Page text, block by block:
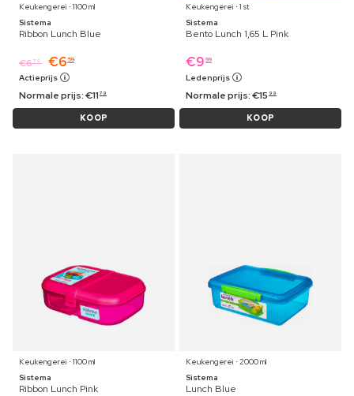
Keukengerei ⋅ 1100 ml
Sistema
Ribbon Lunch Blue
€679 €6 59
Actieprijs
Normale prijs:€11 79
KOOP
Keukengerei ⋅ 1 st
Sistema
Bento Lunch 1,65 L Pink
€9 99
Ledenprijs
Normale prijs:€15 99
KOOP
Keukengerei ⋅ 1100 ml
Sistema
Ribbon Lunch Pink
Keukengerei ⋅ 2000 ml
Sistema
Lunch Blue